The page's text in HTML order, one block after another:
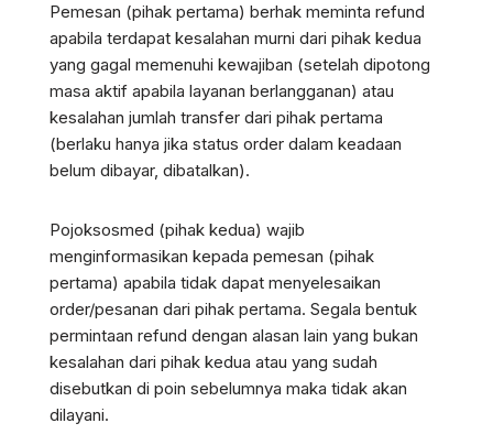
Pemesan (pihak pertama) berhak meminta refund
apabila terdapat kesalahan murni dari pihak kedua
yang gagal memenuhi kewajiban (setelah dipotong
masa aktif apabila layanan berlangganan) atau
kesalahan jumlah transfer dari pihak pertama
(berlaku hanya jika status order dalam keadaan
belum dibayar, dibatalkan).
Pojoksosmed (pihak kedua) wajib
menginformasikan kepada pemesan (pihak
pertama) apabila tidak dapat menyelesaikan
order/pesanan dari pihak pertama. Segala bentuk
permintaan refund dengan alasan lain yang bukan
kesalahan dari pihak kedua atau yang sudah
disebutkan di poin sebelumnya maka tidak akan
dilayani.